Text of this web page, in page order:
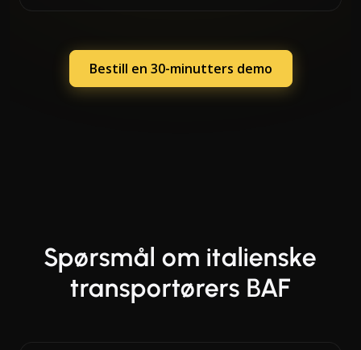
Bestill en 30-minutters demo
Spørsmål om italienske
transportørers BAF